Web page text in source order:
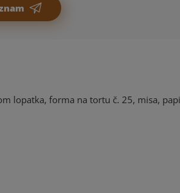
lopatka, forma na tortu č. 25, misa,